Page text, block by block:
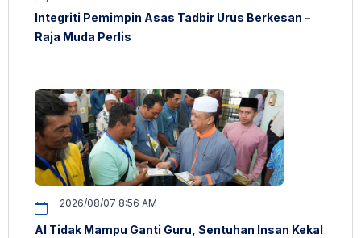
Integriti Pemimpin Asas Tadbir Urus Berkesan –
Raja Muda Perlis
2026/08/07 8:56 AM
AI Tidak Mampu Ganti Guru, Sentuhan Insan Kekal